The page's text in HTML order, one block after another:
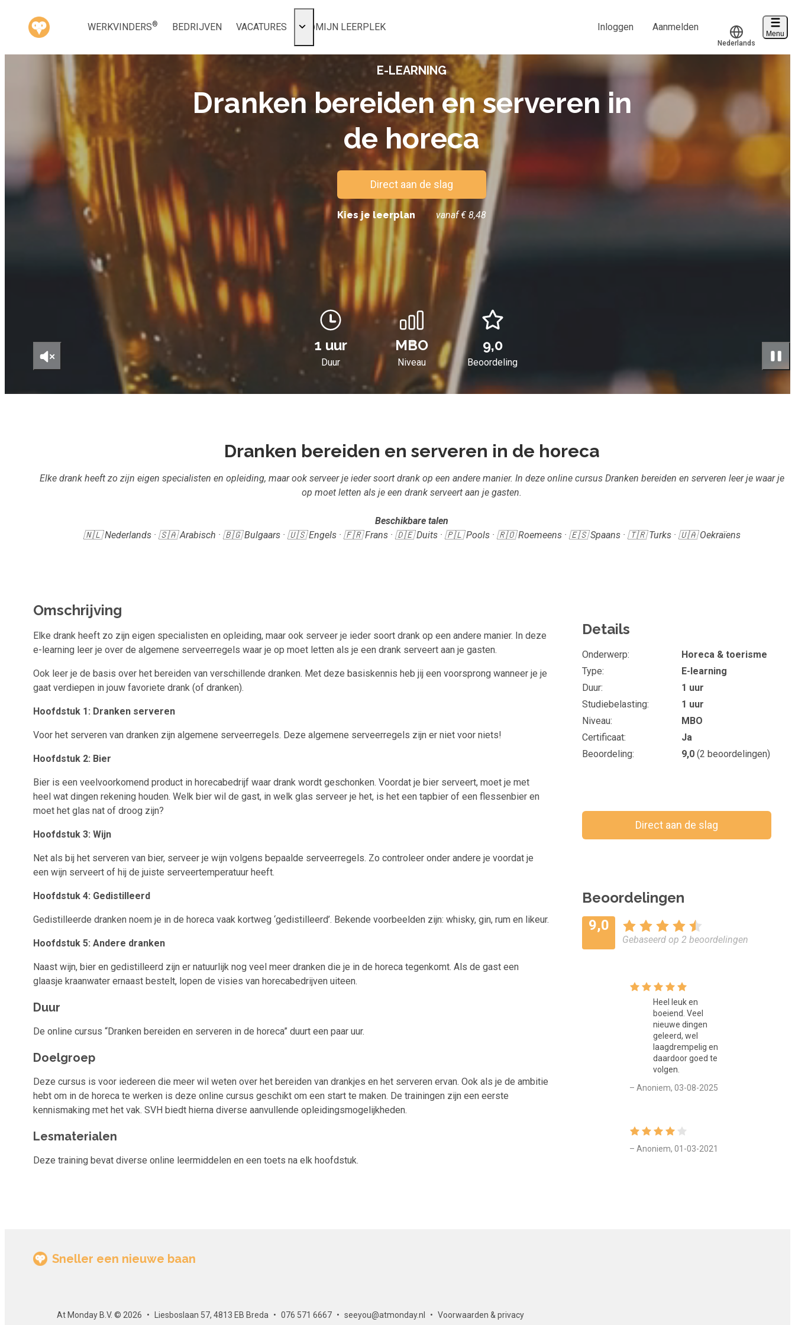
WERKVINDERS® BEDRIJVEN VACATURES MIJN LEERPLEK
Voor mij
Populair
Favoriet
Afgerond
Certificaten
Voucher verzilveren
Account en hulp
klantenservice@hobp.nl
Inloggen Aanmelden
Nederlands
Menu
E-LEARNING
Dranken bereiden en serveren in
de horeca
Direct aan de slag
Kies je leerplan vanaf € 8,48
1 uur MBO 9,0
Duur Niveau Beoordeling
Dranken bereiden en serveren in de horeca
Elke drank heeft zo zijn eigen specialisten en opleiding, maar ook serveer je ieder soort drank op een andere manier. In deze online cursus Dranken bereiden en serveren leer je waar je
op moet letten als je een drank serveert aan je gasten.
Beschikbare talen
🇳🇱 Nederlands · 🇸🇦 Arabisch · 🇧🇬 Bulgaars · 🇺🇸 Engels · 🇫🇷 Frans · 🇩🇪 Duits · 🇵🇱 Pools · 🇷🇴 Roemeens · 🇪🇸 Spaans · 🇹🇷 Turks · 🇺🇦 Oekraïens
Omschrijving
Elke drank heeft zo zijn eigen specialisten en opleiding, maar ook serveer je ieder soort drank op een andere manier. In deze
e-learning leer je over de algemene serveerregels waar je op moet letten als je een drank serveert aan je gasten.
Ook leer je de basis over het bereiden van verschillende dranken. Met deze basiskennis heb jij een voorsprong wanneer je je
gaat verdiepen in jouw favoriete drank (of dranken).
Hoofdstuk 1: Dranken serveren
Voor het serveren van dranken zijn algemene serveerregels. Deze algemene serveerregels zijn er niet voor niets!
Hoofdstuk 2: Bier
Bier is een veelvoorkomend product in horecabedrijf waar drank wordt geschonken. Voordat je bier serveert, moet je met
heel wat dingen rekening houden. Welk bier wil de gast, in welk glas serveer je het, is het een tapbier of een flessenbier en
moet het glas nat of droog zijn?
Hoofdstuk 3: Wijn
Net als bij het serveren van bier, serveer je wijn volgens bepaalde serveerregels. Zo controleer onder andere je voordat je
een wijn serveert of hij de juiste serveertemperatuur heeft.
Hoofdstuk 4: Gedistilleerd
Gedistilleerde dranken noem je in de horeca vaak kortweg ‘gedistilleerd’. Bekende voorbeelden zijn: whisky, gin, rum en likeur.
Hoofdstuk 5: Andere dranken
Naast wijn, bier en gedistilleerd zijn er natuurlijk nog veel meer dranken die je in de horeca tegenkomt. Als de gast een
glaasje kraanwater ernaast bestelt, lopen de visies van horecabedrijven uiteen.
Duur
De online cursus “Dranken bereiden en serveren in de horeca” duurt een paar uur.
Doelgroep
Deze cursus is voor iedereen die meer wil weten over het bereiden van drankjes en het serveren ervan. Ook als je de ambitie
hebt om in de horeca te werken is deze online cursus geschikt om een start te maken. De trainingen zijn een eerste
kennismaking met het vak. SVH biedt hierna diverse aanvullende opleidingsmogelijkheden.
Lesmaterialen
Deze training bevat diverse online leermiddelen en een toets na elk hoofdstuk.
Details
Onderwerp
Horeca & toerisme
Type
E-learning
Duur
1 uur
Studiebelasting
1 uur
Niveau
MBO
Certificaat
Ja
Beoordeling
9,0 (2 beoordelingen)
Direct aan de slag
Bewaar voor later
Beoordelingen
9,0
Gebaseerd op 2 beoordelingen
Heel leuk en
boeiend. Veel
nieuwe dingen
geleerd, wel
laagdrempelig en
daardoor goed te
volgen.
– Anoniem, 03-08-2025
– Anoniem, 01-03-2021
Sneller een nieuwe baan
At Monday B.V. © 2026 Liesboslaan 57, 4813 EB Breda 076 571 6667 seeyou@atmonday.nl Voorwaarden & privacy